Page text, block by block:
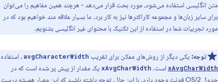
متن انگلیسی استفاده می‌شود، مورد بحث قرار می‌دهد - هرچند همین مفاهیم را می‌توان
برای سایر زبان‌ها و مجموعه کاراکترها نیز به کار برد. ما بسیار علاقه مند خواهیم بود که در
مورد تجربیات شما در استفاده از این تکنیک با محتوای غیر انگلیسی بشنویم.
توجه: یکی دیگر از روش‌های ممکن برای تقریب avgCharacterWidth ، استفاده
xAvgCharWidth است. xAvgCharWidth یک مقدار از پیش پر شده است که در
جدول OS/2
فونت وجود دارد. با این حال، توجه داشته باشید که این معیار همیشه درست